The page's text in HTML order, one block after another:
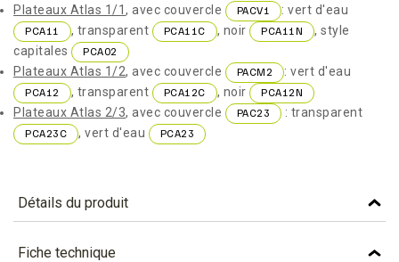
Plateaux Atlas 1/1 , avec couvercle PACV1 : vert d'eau
PCA11 , transparent PCA11C , noir PCA11N
, style
capitales
PCA02
Plateaux Atlas 1/2, avec couvercle PACM2 : vert d'eau
PCA12 , transparent PCA12C , noir PCA12N
Plateaux Atlas 2/3, avec couvercle PAC23 : transparent
PCA23C , vert d'eau PCA23
Détails du produit
Référence PCA23C
Fiche technique